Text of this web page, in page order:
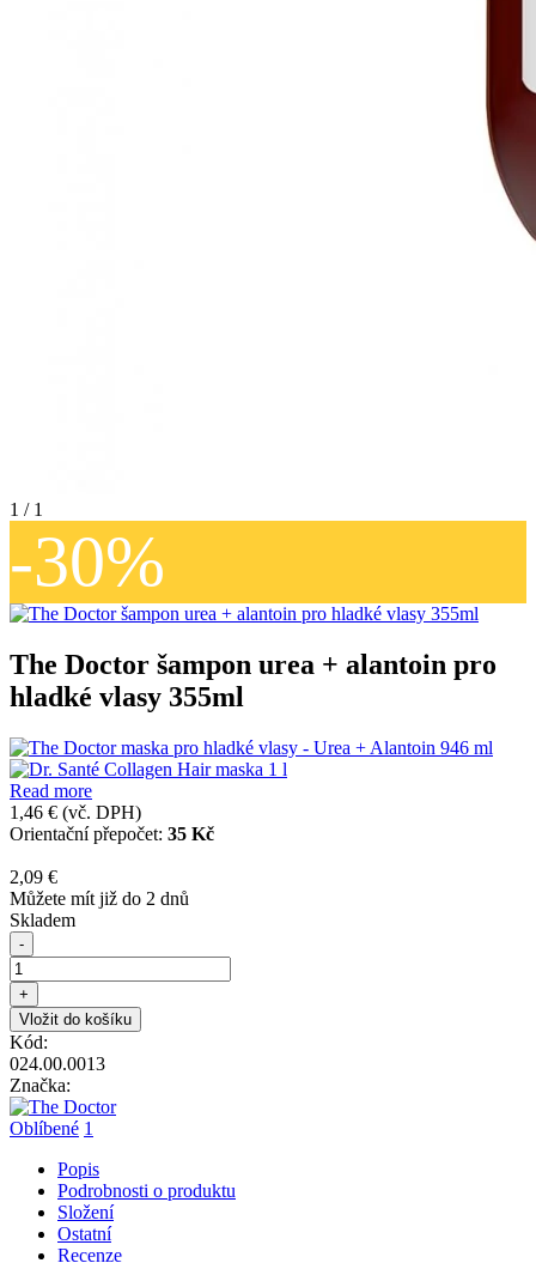
1 / 1
-30%
The Doctor šampon urea + alantoin pro
hladké vlasy 355ml
Read more
1,46 € (vč. DPH)
Orientační přepočet: 35 Kč
2,09 €
Můžete mít již do 2 dnů
Skladem
-
+
Vložit do košíku
Kód:
024.00.0013
Značka:
Oblíbené 1
Popis
Podrobnosti o produktu
Složení
Ostatní
Recenze